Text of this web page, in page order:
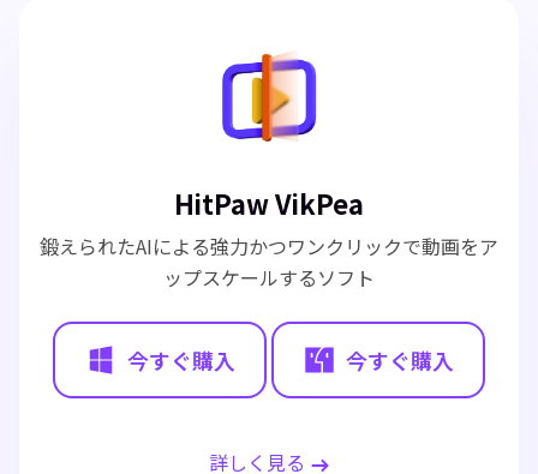
HitPaw VikPea
鍛えられたAIによる強力かつワンクリックで動画をア
ップスケールするソフト
今すぐ購入 今すぐ購入
詳しく見る